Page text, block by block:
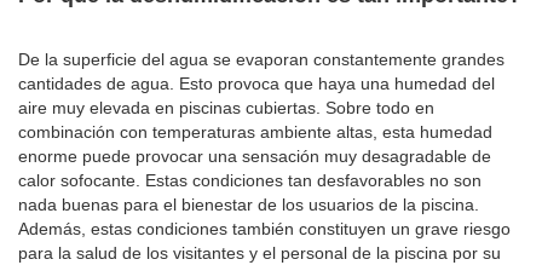
De la superficie del agua se evaporan constantemente grandes
cantidades de agua. Esto provoca que haya una humedad del
aire muy elevada en piscinas cubiertas. Sobre todo en
combinación con temperaturas ambiente altas, esta humedad
enorme puede provocar una sensación muy desagradable de
calor sofocante. Estas condiciones tan desfavorables no son
nada buenas para el bienestar de los usuarios de la piscina.
Además, estas condiciones también constituyen un grave riesgo
para la salud de los visitantes y el personal de la piscina por su